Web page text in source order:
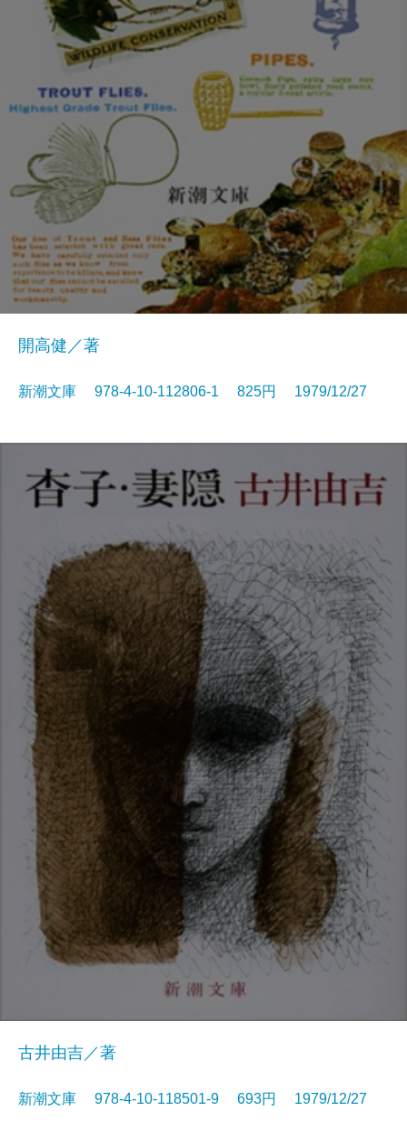
開高健／著
新潮文庫 978-4-10-112806-1 825円 1979/12/27
古井由吉／著
新潮文庫 978-4-10-118501-9 693円 1979/12/27